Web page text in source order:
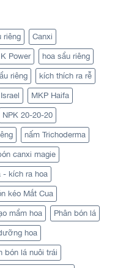
riêng Canxi
Power hoa sầu riêng
riêng kích thích ra rễ
MKP Haifa
NPK 20-20-20
nấm Trichoderma
canxi magie
- kích ra hoa
kéo Mắt Cua
mầm hoa Phân bón lá
hoa
bón lá nuôi trái